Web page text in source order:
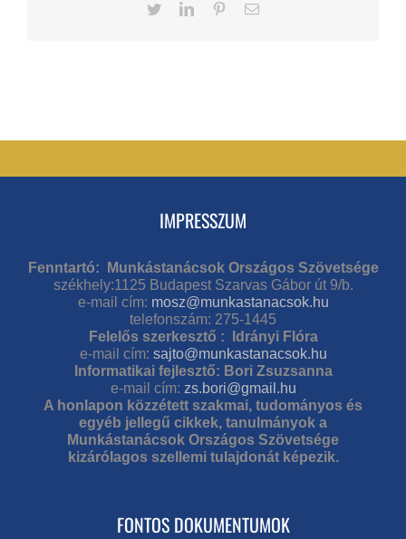
TwitterLinkedInPinterestEmail
IMPRESSZUM
Fenntartó: Munkástanácsok Országos Szövetsége
székhely:1125 Budapest Szarvas Gábor út 9/b.
e-mail cím: mosz@munkastanacsok.hu
telefonszám: 275-1445
Felelős szerkesztő : Idrányi Flóra
e-mail cím: sajto@munkastanacsok.hu
Informatikai fejlesztő: Bori Zsuzsanna
e-mail cím: zs.bori@gmail.hu
A honlapon közzétett szakmai, tudományos és
egyéb jellegű cikkek, tanulmányok a
Munkástanácsok Országos Szövetsége
kizárólagos szellemi tulajdonát képezik.
FONTOS DOKUMENTUMOK